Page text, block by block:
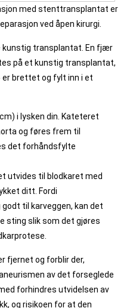
med stenttransplantat er
ved åpen kirurgi.
transplantat. En fjær
på et kunstig transplantat,
brettet og fylt inn i et
i lysken din. Kateteret
og føres frem til
det forhåndsfylte
utvides til blodkaret med
ditt. Fordi
til karveggen, kan det
sting slik som det gjøres
fjernet og forblir der,
av det forseglede
forhindres utvidelsen av
og risikoen for at den